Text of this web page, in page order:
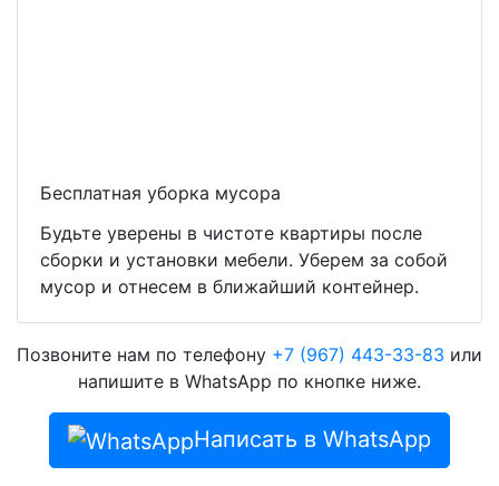
Бесплатная уборка мусора
Будьте уверены в чистоте квартиры после
сборки и установки мебели. Уберем за собой
мусор и отнесем в ближайший контейнер.
Позвоните нам по телефону +7 (967) 443-33-83 или
напишите в WhatsApp по кнопке ниже.
Написать в WhatsApp